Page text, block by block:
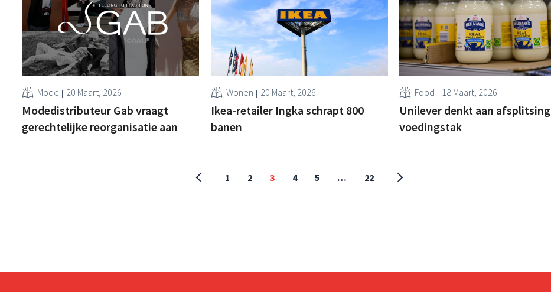
Mode 20 Maart, 2026
Modedistributeur Gab vraagt
gerechtelijke reorganisatie aan
Wonen 20 Maart, 2026
Ikea-retailer Ingka schrapt 800
banen
Food 18 Maart, 2026
Unilever denkt aan afsplitsing
voedingstak
1 2 3 4 5 … 22